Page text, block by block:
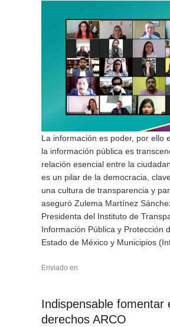
La información es poder, por ello
la información pública es
relación esencial entre la
es un pilar de la democracia,
una cultura de transparencia y
aseguró Zulema Martínez
Presidenta del Instituto de
Información Pública y Protección
Estado de México y Municipios
Enviado en
Indispensable fomentar
derechos ARCO